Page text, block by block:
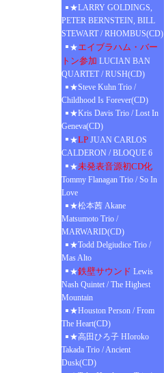
★LARRY GOLDINGS,
PETER BERNSTEIN, BILL
STEWART / RHOMBUS(CD)
★エイブラハム・バー
トン参加 LUCIAN BAN
QUARTET / RUSH(CD)
★Steve Kuhn Trio /
Childhood Is Forever(CD)
★Kris Davis Trio / Lost In
Geneva(CD)
★LP JUAN CARLOS
CALDERON / BLOQUE 6
★未発表音源初CD化
Tommy Flanagan Trio / So In
Love
★松本茜 Akane
Matsumoto Trio /
MARWARID(CD)
★Todd Delgiudice Trio /
Mas Alto
★鉄壁サウンド Lewis
Nash Quintet / The Highest
Mountain
★Houston Person / From
The Heart(CD)
★高田ひろ子 HIoroko
Takada Trio / Ancient
Dusk(CD)